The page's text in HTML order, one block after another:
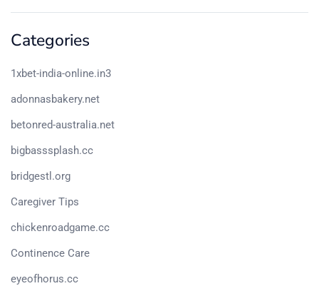
Categories
1xbet-india-online.in3
adonnasbakery.net
betonred-australia.net
bigbasssplash.cc
bridgestl.org
Caregiver Tips
chickenroadgame.cc
Continence Care
eyeofhorus.cc